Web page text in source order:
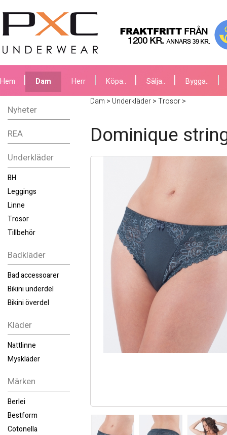
Hem Dam Herr Köpa.. Sälja.. Bygga..
Nyheter
REA
Underkläder
BH
Leggings
Linne
Trosor
Tillbehör
Badkläder
Bad accessoarer
Bikini underdel
Bikini överdel
Kläder
Nattlinne
Myskläder
Märken
Berlei
Bestform
Cotonella
Dam > Underkläder>Trosor>
Dominique